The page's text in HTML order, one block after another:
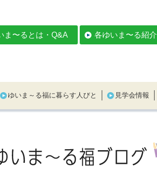
ま〜るとは・Q&A 各ゆいま〜る紹介
ゆいま～る福に暮らす人びと 見学会情報